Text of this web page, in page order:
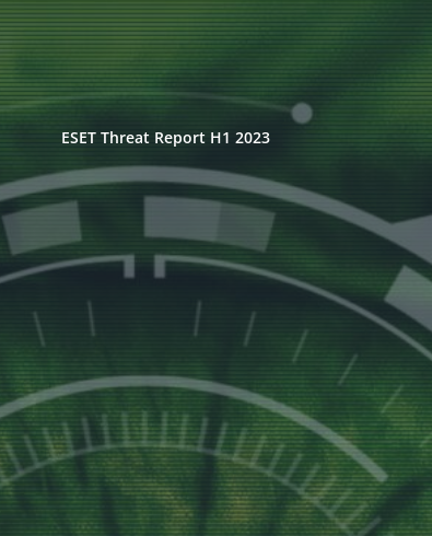
ESET Threat Report H1 2023